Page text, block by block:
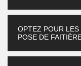
OPTEZ POUR
POSE DE